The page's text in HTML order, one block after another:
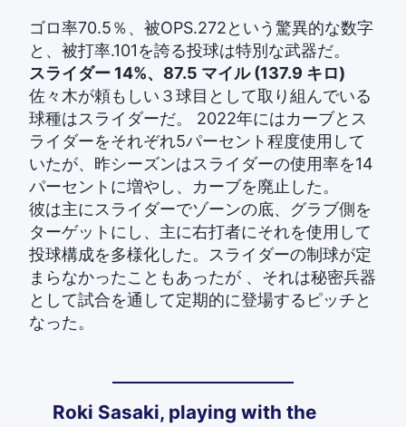
ゴロ率70.5％、被OPS.272という驚異的な数字
と、被打率.101を誇る投球は特別な武器だ。
スライダー 14%、87.5 マイル (137.9 キロ)
佐々木が頼もしい３球目として取り組んでいる
球種はスライダーだ。 2022年にはカーブとス
ライダーをそれぞれ5パーセント程度使用して
いたが、昨シーズンはスライダーの使用率を14
パーセントに増やし、カーブを廃止した。
彼は主にスライダーでゾーンの底、グラブ側を
ターゲットにし、主に右打者にそれを使用して
投球構成を多様化した。スライダーの制球が定
まらなかったこともあったが 、それは秘密兵器
として試合を通して定期的に登場するピッチと
なった。
Roki Sasaki, playing with the